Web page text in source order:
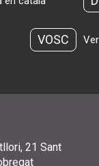
VOSC
21 Sant